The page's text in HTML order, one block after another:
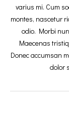
varius mi. Cum
montes, nascetur
odio. Morbi
Maecenas
Donec accumsan
dolor